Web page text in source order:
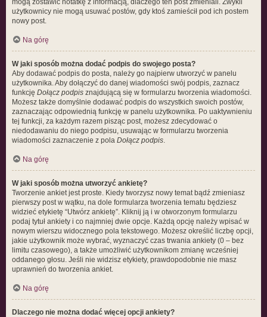
mogą zostawić notatkę z informacją, dlaczego ten post zmieniali. Zwykli
użytkownicy nie mogą usuwać postów, gdy ktoś zamieścił pod ich postem
nowy post.
Na górę
W jaki sposób można dodać podpis do swojego posta?
Aby dodawać podpis do posta, należy go najpierw utworzyć w panelu
użytkownika. Aby dołączyć do danej wiadomości swój podpis, zaznacz
funkcję Dołącz podpis znajdującą się w formularzu tworzenia wiadomości.
Możesz także domyślnie dodawać podpis do wszystkich swoich postów,
zaznaczając odpowiednią funkcję w panelu użytkownika. Po uaktywnieniu
tej funkcji, za każdym razem pisząc post, możesz zdecydować o
niedodawaniu do niego podpisu, usuwając w formularzu tworzenia
wiadomości zaznaczenie z pola Dołącz podpis.
Na górę
W jaki sposób można utworzyć ankietę?
Tworzenie ankiet jest proste. Kiedy tworzysz nowy temat bądź zmieniasz
pierwszy post w wątku, na dole formularza tworzenia tematu będziesz
widzieć etykietę “Utwórz ankietę”. Kliknij ją i w otworzonym formularzu
podaj tytuł ankiety i co najmniej dwie opcje. Każdą opcję należy wpisać w
nowym wierszu widocznego pola tekstowego. Możesz określić liczbę opcji,
jakie użytkownik może wybrać, wyznaczyć czas trwania ankiety (0 – bez
limitu czasowego), a także umożliwić użytkownikom zmianę wcześniej
oddanego głosu. Jeśli nie widzisz etykiety, prawdopodobnie nie masz
uprawnień do tworzenia ankiet.
Na górę
Dlaczego nie można dodać więcej opcji ankiety?